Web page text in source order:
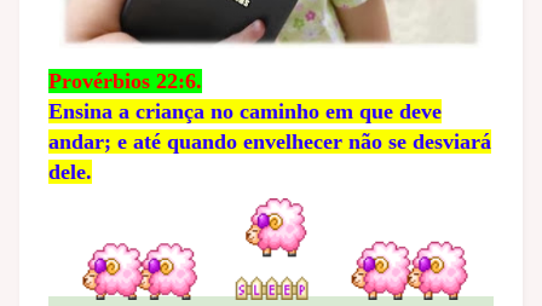
Provérbios 22:6.
Ensina a criança no caminho em que deve
andar; e até quando envelhecer não se desviará
dele.